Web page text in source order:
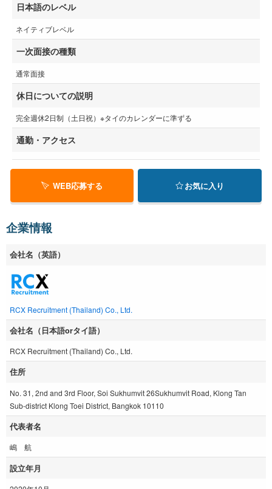
日本語のレベル
ネイティブレベル
一次面接の種類
通常面接
休日についての説明
完全週休2日制（土日祝）※タイのカレンダーに準ずる
通勤・アクセス
WEB応募する お気に入り
企業情報
会社名（英語）
RCX Recruitment (Thailand) Co., Ltd.
会社名（日本語orタイ語）
RCX Recruitment (Thailand) Co., Ltd.
住所
No. 31, 2nd and 3rd Floor, Soi Sukhumvit 26Sukhumvit Road, Klong Tan
Sub-district Klong Toei District, Bangkok 10110
代表者名
嶋 航
設立年月